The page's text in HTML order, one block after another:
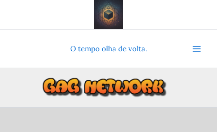
o
O tempo olha de volta.